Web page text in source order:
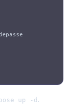
up -d .